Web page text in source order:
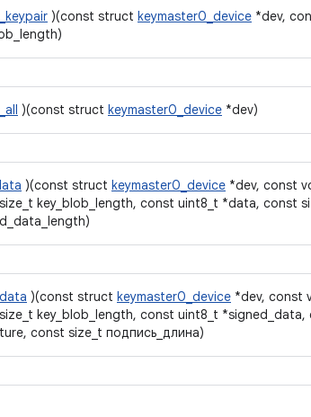
)(const struct keymaster0_device *dev,
)(const struct keymaster0_device *dev)
)(const struct keymaster0_device *dev, const
key_blob_length, const uint8_t *data, const
)(const struct keymaster0_device *dev, const
key_blob_length, const uint8_t
const size_t подпись_длина)